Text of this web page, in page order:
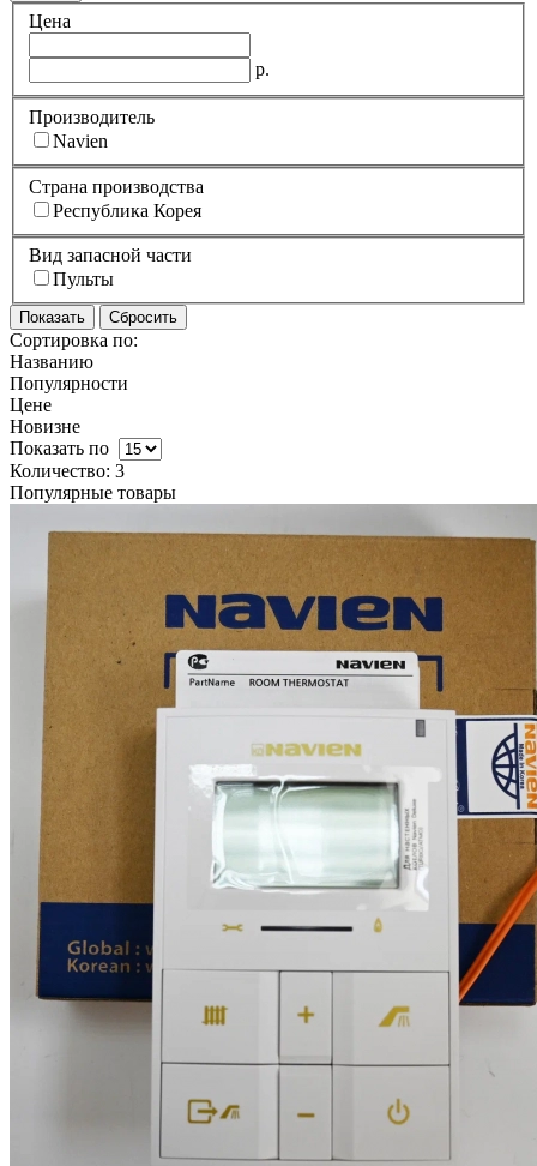
Цена
р.
Производитель
Navien
Страна производства
Республика Корея
Вид запасной части
Пульты
Сортировка по:
Названию
Популярности
Цене
Новизне
Показать по
Количество: 3
Популярные товары